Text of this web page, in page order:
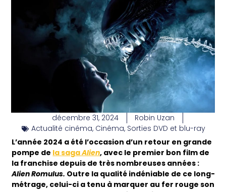
décembre 31, 2024
Robin Uzan
Actualité cinéma, Cinéma, Sorties DVD et blu-ray
L’année 2024 a été l’occasion d’un retour en grande
pompe de la sagaAlien, avec le premier bon film de
la franchise depuis de très nombreuses années :
Alien Romulus. Outre la qualité indéniable de ce long-
métrage, celui-ci a tenu à marquer au fer rouge son